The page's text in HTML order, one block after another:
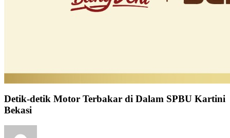
Detik-detik Motor Terbakar di Dalam SPBU Kartini
Bekasi